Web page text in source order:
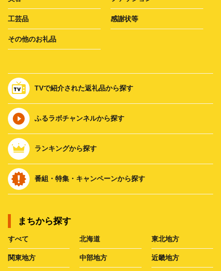
工芸品 感謝状等
その他のお礼品
TVで紹介された返礼品から探す
ふるラボチャンネルから探す
ランキングから探す
番組・特集・キャンペーンから探す
まちから探す
すべて 北海道 東北地方
関東地方 中部地方 近畿地方